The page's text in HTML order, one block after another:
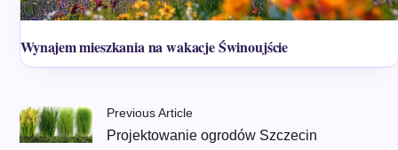
Wynajem mieszkania na wakacje Świnoujście
Previous Article
Projektowanie ogrodów Szczecin